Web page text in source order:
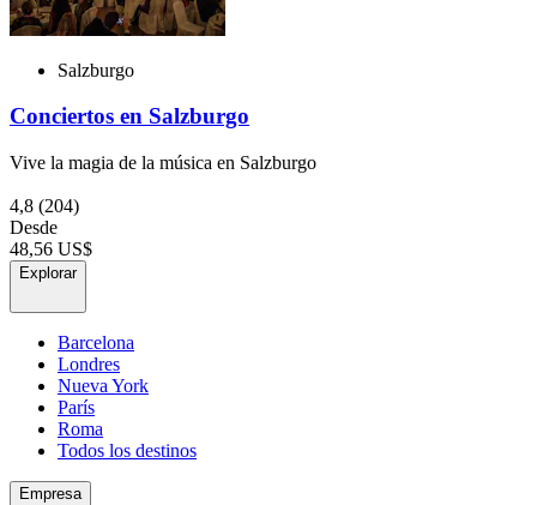
Salzburgo
Conciertos en Salzburgo
Vive la magia de la música en Salzburgo
4,8 (204)
Desde
48,56 US$
Explorar
Barcelona
Londres
Nueva York
París
Roma
Todos los destinos
Empresa